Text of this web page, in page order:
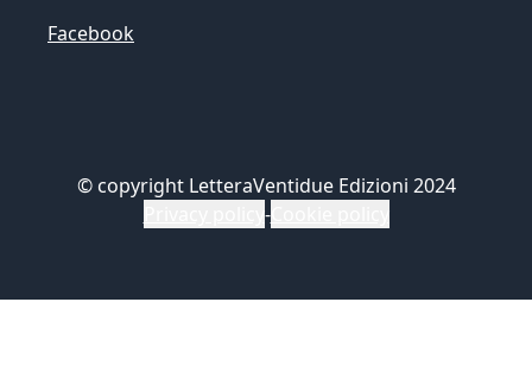
Facebook
© copyright LetteraVentidue Edizioni 2024
-Cookie policy